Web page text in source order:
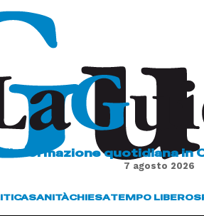
L'informazione quotidiana in
7 agosto 2026
SANITÀCHIESATEMPO LIBERO